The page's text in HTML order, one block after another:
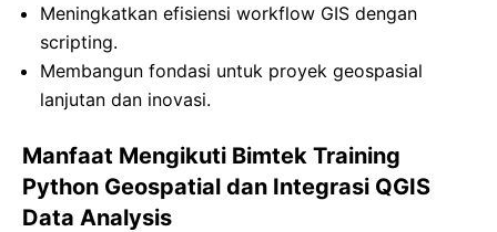
Meningkatkan efisiensi workflow GIS dengan
scripting.
Membangun fondasi untuk proyek geospasial
lanjutan dan inovasi.
Manfaat Mengikuti Bimtek Training
Python Geospatial dan Integrasi QGIS
Data Analysis